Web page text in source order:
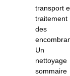
transport
traitement
des
Un
nettoyage
sommaire